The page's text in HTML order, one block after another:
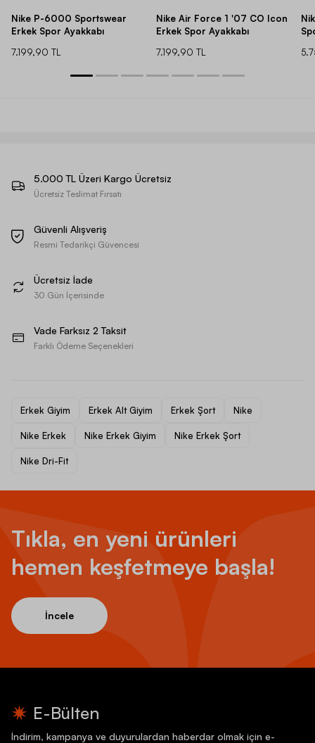
Nike P-6000 Sportswear
Erkek Spor Ayakkabı
7.199,90 TL
Nike Air Force 1 '07 CO Icon
Erkek Spor Ayakkabı
7.199,90 TL
5.000 TL Üzeri Kargo Ücretsiz
Ücretsiz Teslimat Fırsatı
Güvenli Alışveriş
Resmi Tedarikçi Güvencesi
Ücretsiz İade
30 Gün İçerisinde
Vade Farksız 2 Taksit
Farklı Ödeme Seçenekleri
Erkek Giyim Erkek Alt Giyim Erkek Şort Nike
Nike Erkek Nike Erkek Giyim Nike Erkek Şort
Nike Dri-Fit
Tıkla, en yeni ürünleri
hemen keşfetmeye başla!
İncele
E-Bülten
İndirim, kampanya ve duyurulardan haberdar olmak için e-